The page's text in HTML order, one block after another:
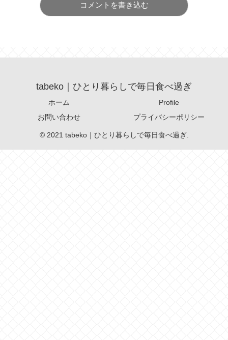
コメントを書き込む
tabeko｜ひとり暮らしで毎日食べ過ぎ
ホーム
Profile
お問い合わせ
プライバシーポリシー
© 2021 tabeko｜ひとり暮らしで毎日食べ過ぎ.